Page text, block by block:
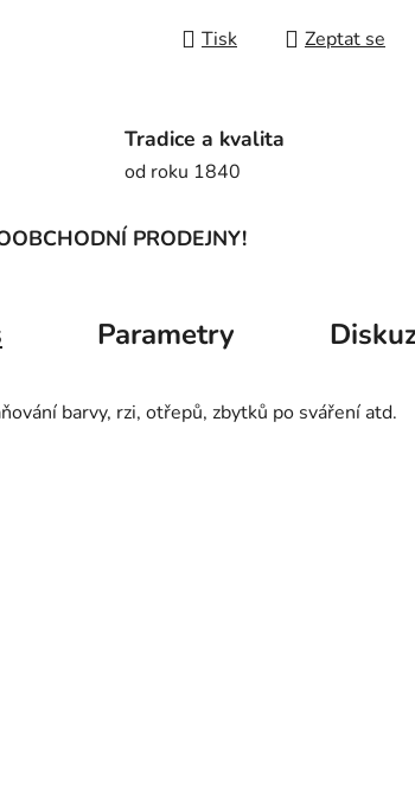
Tisk Zeptat se
Tradice a kvalita
od roku 1840
PRODEJNY!
Parametry
barvy, rzi, otřepů, zbytků po sváření atd.